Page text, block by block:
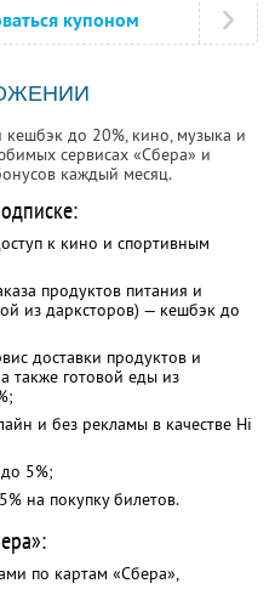
купоном
до 20%, кино, музыка и
сервисах «Сбера» и
каждый месяц.
к кино и спортивным
продуктов питания и
из дарксторов) — кешбэк до
доставки продуктов и
также готовой еды из
и без рекламы в качестве Hi
5%;
на покупку билетов.
по картам «Сбера»,